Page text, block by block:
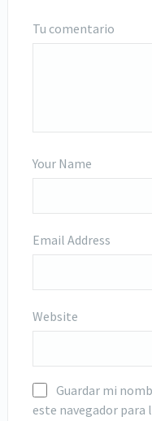
Tu comentario
Your Name
Email Address
Website
Guardar mi
este navegador para